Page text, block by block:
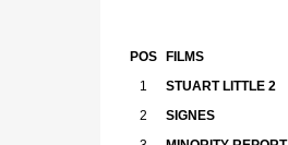
POS FILMS
1
STUART LITTLE 2
2
SIGNES